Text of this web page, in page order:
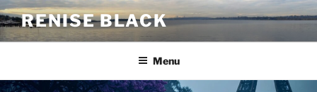
Skip
to
content
RENISE BLACK
Menu